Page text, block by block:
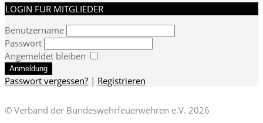
LOGIN FÜR MITGLIEDER
Benutzername
Passwort
Angemeldet bleiben
Passwort vergessen? | Registrieren
© Verband der Bundeswehrfeuerwehren e.V. 2026